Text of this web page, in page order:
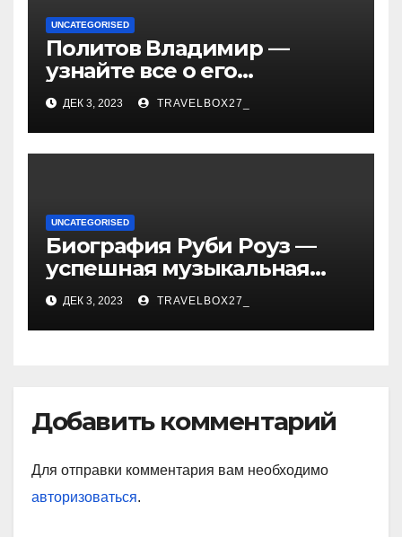
UNCATEGORISED
Политов Владимир —
узнайте все о его
биографии, возрасте и
впечатляющих
достижениях!
ДЕК 3, 2023 TRAVELBOX27_
UNCATEGORISED
Биография Руби Роуз —
успешная музыкальная
карьера, личная жизнь и
знаковые достижения
ДЕК 3, 2023 TRAVELBOX27_
Добавить комментарий
Для отправки комментария вам необходимо
авторизоваться.